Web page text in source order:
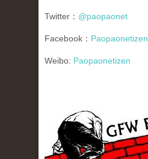
Twitter： @paopaonet
Facebook： Paopaonetizen
Weibo: Paopaonetizen
gfw_blog_small.jpg